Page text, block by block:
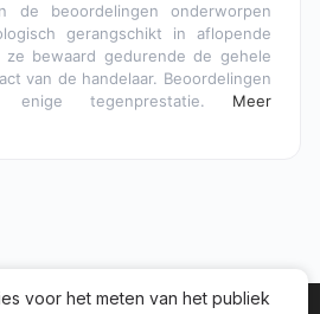
de beoordelingen onderworpen
gerangschikt in aflopende
bewaard gedurende de gehele
van de handelaar. Beoordelingen
enige tegenprestatie. Meer
voor het meten van het publiek